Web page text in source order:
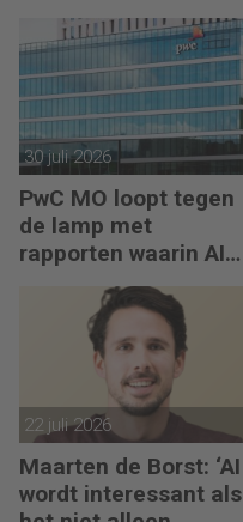
30 juli 2026
PwC MO loopt tegen
de lamp met
rapporten waarin AI
erop los liegt
22 juli 2026
Maarten de Borst: ‘AI
wordt interessant als